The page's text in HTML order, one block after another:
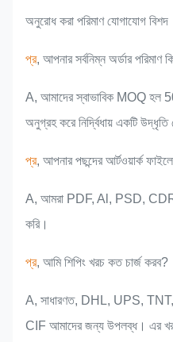
অনুরোধ করা পরিমাণ যোগাযোগ বিশদ
প্র, আপনার সর্বনিম্ন অর্ডার পরিমাণ
A, আমাদের স্বাভাবিক MOQ হল
অনুগ্রহ করে নির্দ্বিধায় একটি
প্র, আপনার পছন্দের আর্টওয়ার্ক
A, আমরা PDF, Al, PSD, CDR,
করি।
প্র, আমি শিপিং খরচ কত চার্জ করব?
A, সাধারণত, DHL, UPS,
CIF আমাদের জন্য উপলব্ধ। এর